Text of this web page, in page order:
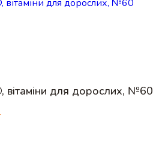
вітаміни для дорослих, №60